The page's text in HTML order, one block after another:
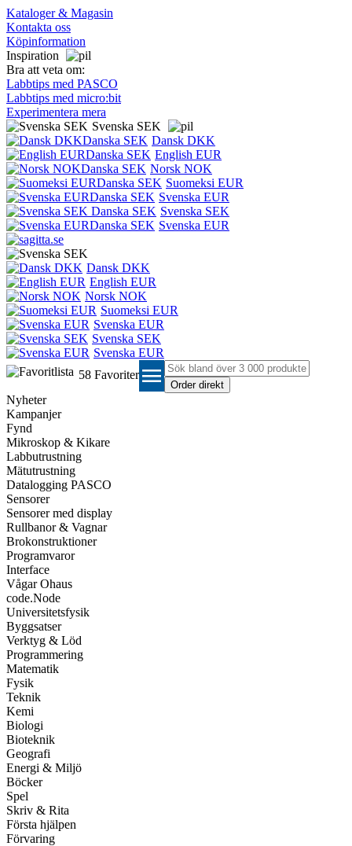
Kataloger & Magasin
Kontakta oss
Köpinformation
Inspiration
Bra att veta om:
Labbtips med PASCO
Labbtips med micro:bit
Experimentera mera
Svenska SEK
Dansk DKK
English EUR
Norsk NOK
Suomeksi EUR
Svenska EUR
Svenska SEK
Svenska EUR
Dansk DKK
English EUR
Norsk NOK
Suomeksi EUR
Svenska EUR
Svenska SEK
Svenska EUR
58 Favoriter menu
Nyheter
Kampanjer
Fynd
Mikroskop & Kikare
Labbutrustning
Mätutrustning
Datalogging PASCO
Sensorer
Sensorer med display
Rullbanor & Vagnar
Brokonstruktioner
Programvaror
Interface
Vågar Ohaus
code.Node
Universitetsfysik
Byggsatser
Verktyg & Löd
Programmering
Matematik
Fysik
Teknik
Kemi
Biologi
Bioteknik
Geografi
Energi & Miljö
Böcker
Spel
Skriv & Rita
Första hjälpen
Förvaring